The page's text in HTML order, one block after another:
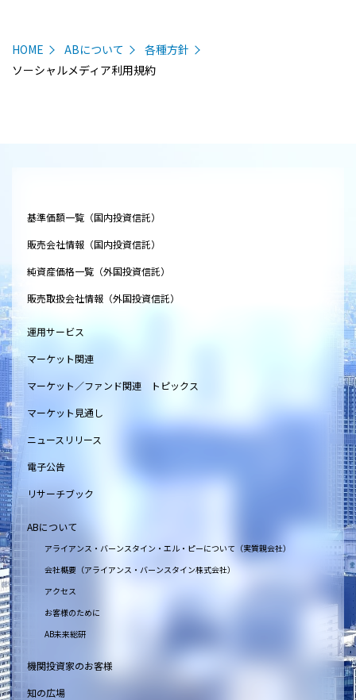
HOME ABについて
各種方針
ソーシャルメディア利用規約
基準価額一覧（国内投資信託）
販売会社情報（国内投資信託）
純資産価格一覧（外国投資信託）
販売取扱会社情報（外国投資信託）
運用サービス
マーケット関連
マーケット／ファンド関連 トピックス
マーケット見通し
ニュースリリース
電子公告
リサーチブック
ABについて
アライアンス・バーンスタイン・エル・ピーについて（実質親会社）
会社概要（アライアンス・バーンスタイン株式会社）
アクセス
お客様のために
AB未来総研
機関投資家のお客様
知の広場